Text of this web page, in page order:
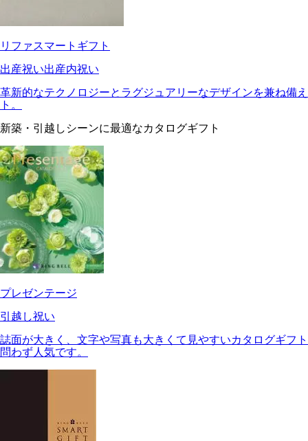
リファスマートギフト
出産祝い出産内祝い
革新的なテクノロジーとラグジュアリーなデザインを兼ね備
ト。
新築・引越しシーンに最適なカタログギフト
プレゼンテージ
引越し祝い
誌面が大きく、文字や写真も大きくて見やすいカタログギフ
問わず人気です。